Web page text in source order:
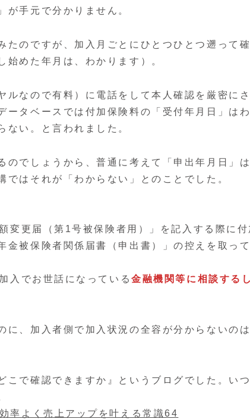
が手元で分かりません。
たのですが、加入月ごとにひとつひとつ遡って
始めた年月は、わかります）。
なので有料）に電話をして本人確認を厳密に
タベースでは付加保険料の「受付年月日」は
ない。と言われました。
でしょうから、普通に考えて「申出年月日」は
ではそれが「わからない」とのことでした。
変更届（第1号被保険者用）」を記入する際に付
被保険者関係届書（申出書）」の控えを取っ
入でお世話になっている金融機関等に相談する
に、加入者側で加入状況の全容が分からないの
で確認できますか』というブログでした。いつ
率よく売上アップを叶える常識64